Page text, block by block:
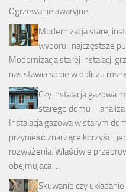
Ogrzewanie awaryjne …
Modernizacja starej
wyboru i najczęstsze
Modernizacja starej instalacji
nas stawia sobie w obliczu
Czy instalacja gazowa
starego domu –
Instalacja gazowa w starym
przynieść znaczące korzyści,
rozważenia. Właściwie
obejmująca …
Skuwanie czy